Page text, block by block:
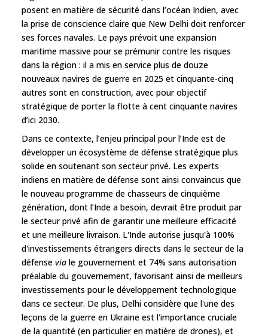
posent en matière de sécurité dans l’océan Indien, avec
la prise de conscience claire que New Delhi doit renforcer
ses forces navales. Le pays prévoit une expansion
maritime massive pour se prémunir contre les risques
dans la région : il a mis en service plus de douze
nouveaux navires de guerre en 2025 et cinquante-cinq
autres sont en construction, avec pour objectif
stratégique de porter la flotte à cent cinquante navires
d’ici 2030.
Dans ce contexte, l’enjeu principal pour l’Inde est de
développer un écosystème de défense stratégique plus
solide en soutenant son secteur privé. Les experts
indiens en matière de défense sont ainsi convaincus que
le nouveau programme de chasseurs de cinquième
génération, dont l’Inde a besoin, devrait être produit par
le secteur privé afin de garantir une meilleure efficacité
et une meilleure livraison. L'Inde autorise jusqu'à 100%
d'investissements étrangers directs dans le secteur de la
défense via le gouvernement et 74% sans autorisation
préalable du gouvernement, favorisant ainsi de meilleurs
investissements pour le développement technologique
dans ce secteur. De plus, Delhi considère que l'une des
leçons de la guerre en Ukraine est l'importance cruciale
de la quantité (en particulier en matière de drones), et